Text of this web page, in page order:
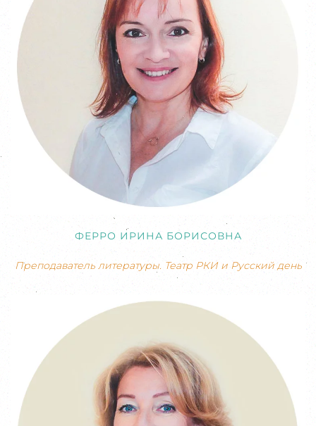
ФЕРРО ИРИНА БОРИСОВНА
Преподаватель литературы. Театр РКИ и Русский день